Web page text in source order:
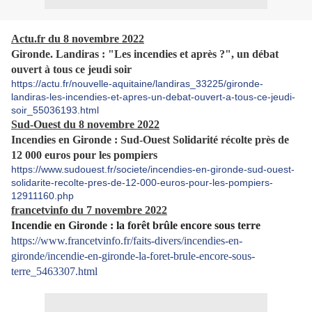
Actu.fr du 8 novembre 2022
Gironde. Landiras : "Les incendies et après ?", un débat
ouvert à tous ce jeudi soir
https://actu.fr/nouvelle-aquitaine/landiras_33225/gironde-
landiras-les-incendies-et-apres-un-debat-ouvert-a-tous-ce-jeudi-
soir_55036193.html
Sud-Ouest du 8 novembre 2022
Incendies en Gironde : Sud-Ouest Solidarité récolte près de
12 000 euros pour les pompiers
https://www.sudouest.fr/societe/incendies-en-gironde-sud-ouest-
solidarite-recolte-pres-de-12-000-euros-pour-les-pompiers-
12911160.php
francetvinfo du 7 novembre 2022
Incendie en Gironde : la forêt brûle encore sous terre
https://www.francetvinfo.fr/faits-divers/incendies-en-
gironde/incendie-en-gironde-la-foret-brule-encore-sous-
terre_5463307.html